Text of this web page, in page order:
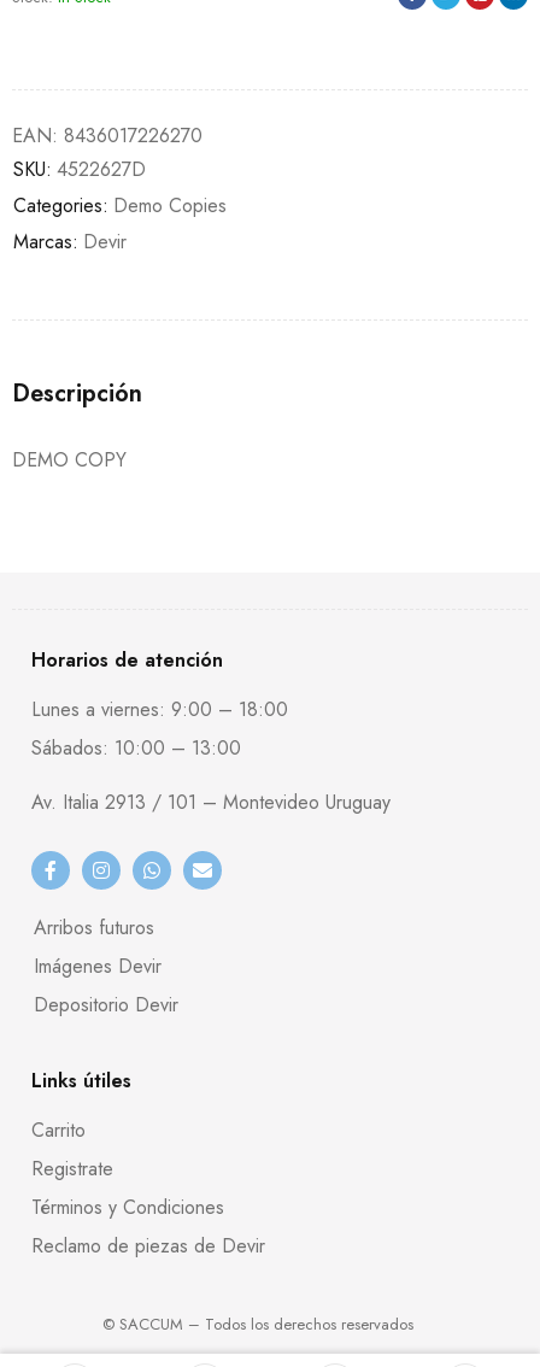
EAN: 8436017226270
SKU: 4522627D
Categories: Demo Copies
Marcas: Devir
Descripción
DEMO COPY
Horarios de atención
Lunes a viernes: 9:00 – 18:00
Sábados: 10:00 – 13:00
Av. Italia 2913 / 101 – Montevideo Uruguay
Arribos futuros
Imágenes Devir
Depositorio Devir
Links útiles
Carrito
Registrate
Términos y Condiciones
Reclamo de piezas de Devir
© SACCUM – Todos los derechos reservados